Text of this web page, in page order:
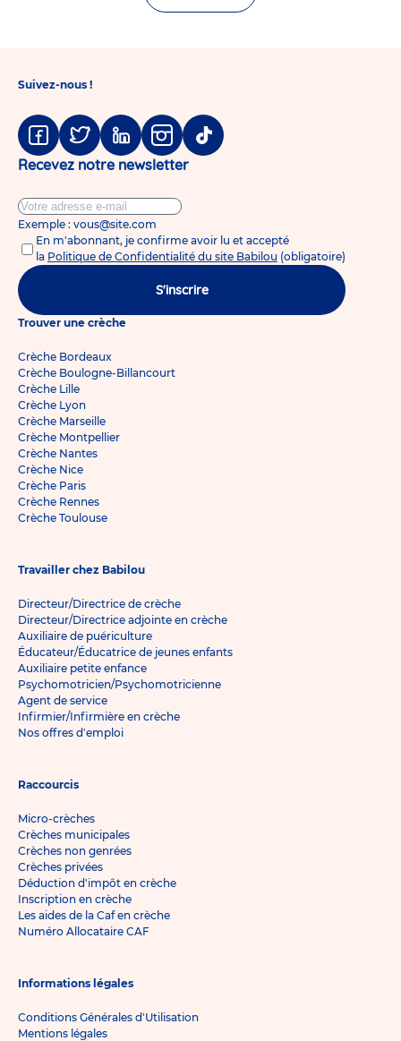
Suivez-nous !
Facebook
TwitterLinkedinInstagram
Tiktok
Recevez notre newsletter
Exemple : vous@site.com
En m'abonnant, je confirme avoir lu et accepté
la Politique de Confidentialité du site Babilou (obligatoire)
S'inscrire
Trouver une crèche
Crèche Bordeaux
Crèche Boulogne-Billancourt
Crèche Lille
Crèche Lyon
Crèche Marseille
Crèche Montpellier
Crèche Nantes
Crèche Nice
Crèche Paris
Crèche Rennes
Crèche Toulouse
Travailler chez Babilou
Directeur/Directrice de crèche
Directeur/Directrice adjointe en crèche
Auxiliaire de puériculture
Éducateur/Éducatrice de jeunes enfants
Auxiliaire petite enfance
Psychomotricien/Psychomotricienne
Agent de service
Infirmier/Infirmière en crèche
Nos offres d'emploi
Raccourcis
Micro-crèches
Crèches municipales
Crèches non genrées
Crèches privées
Déduction d'impôt en crèche
Inscription en crèche
Les aides de la Caf en crèche
Numéro Allocataire CAF
Informations légales
Conditions Générales d'Utilisation
Mentions légales